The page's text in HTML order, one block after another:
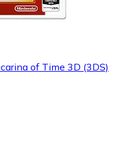
of Time 3D (3DS)